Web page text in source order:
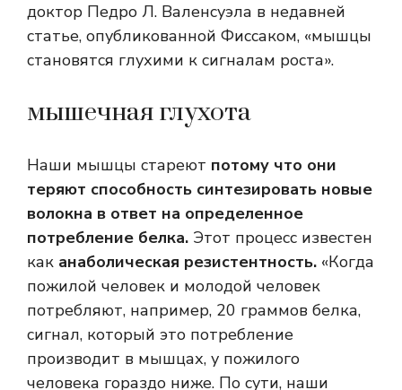
доктор Педро Л. Валенсуэла в недавней
статье, опубликованной Фиссаком, «мышцы
становятся глухими к сигналам роста».
мышечная глухота
Наши мышцы стареют потому что они
теряют способность синтезировать новые
волокна в ответ на определенное
потребление белка. Этот процесс известен
как анаболическая резистентность. «Когда
пожилой человек и молодой человек
потребляют, например, 20 граммов белка,
сигнал, который это потребление
производит в мышцах, у пожилого
человека гораздо ниже. По сути, наши